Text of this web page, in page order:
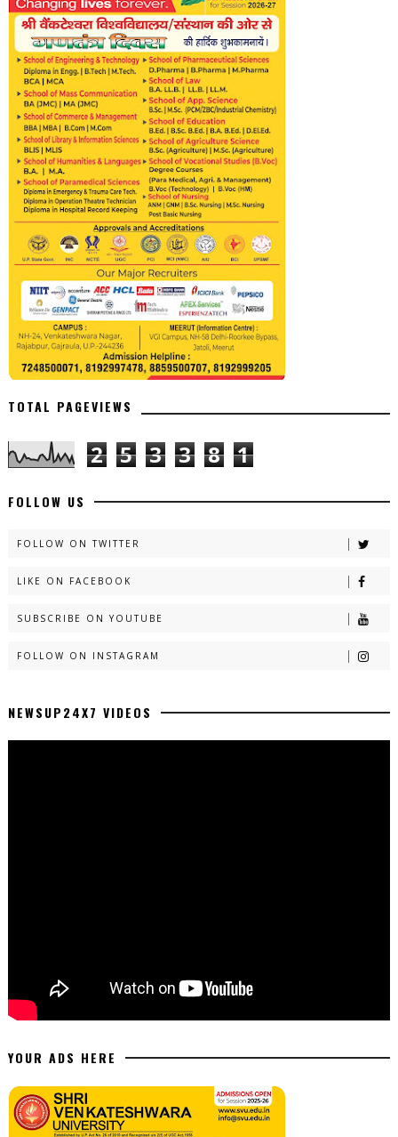
TOTAL PAGEVIEWS
2 5 3 3 8 1
FOLLOW US
FOLLOW ON TWITTER
LIKE ON FACEBOOK
SUBSCRIBE ON YOUTUBE
FOLLOW ON INSTAGRAM
NEWSUP24X7 VIDEOS
YOUR ADS HERE